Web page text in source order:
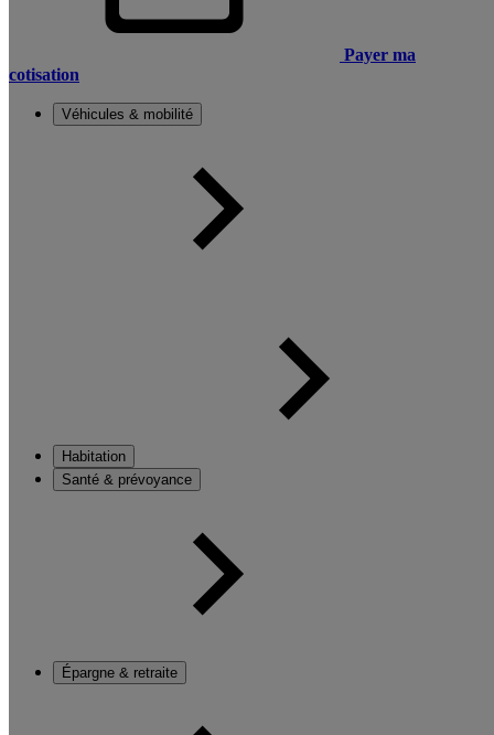
Payer ma
cotisation
Véhicules & mobilité
Habitation
Santé & prévoyance
Épargne & retraite